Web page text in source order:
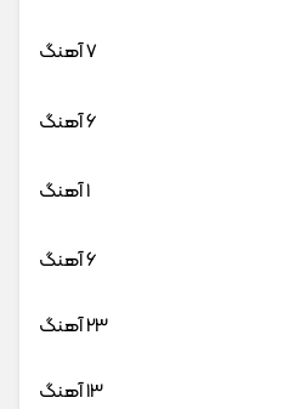
7 آهنگ
6 آهنگ
1 آهنگ
6 آهنگ
23 آهنگ
13 آهنگ